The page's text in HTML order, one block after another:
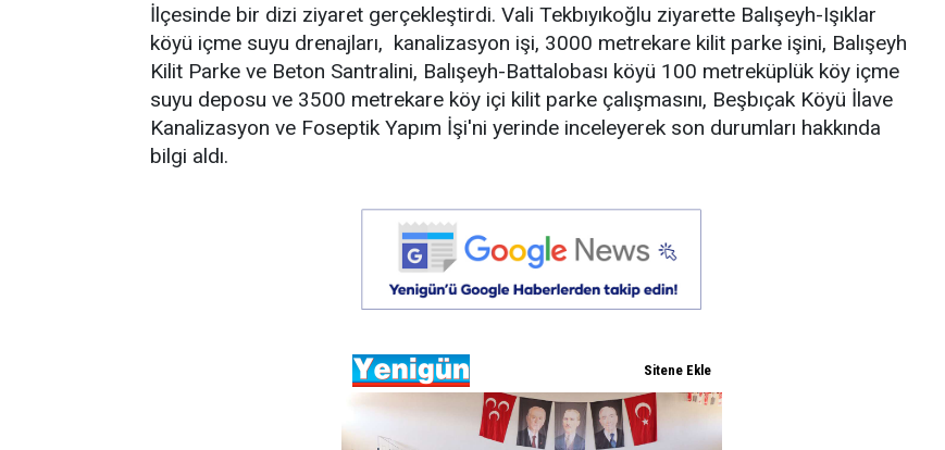
İlçesinde bir dizi ziyaret gerçekleştirdi. Vali Tekbıyıkoğlu ziyarette Balışeyh-Işıklar
köyü içme suyu drenajları, kanalizasyon işi, 3000 metrekare kilit parke işini, Balışeyh
Kilit Parke ve Beton Santralini, Balışeyh-Battalobası köyü 100 metreküplük köy içme
suyu deposu ve 3500 metrekare köy içi kilit parke çalışmasını, Beşbıçak Köyü İlave
Kanalizasyon ve Foseptik Yapım İşi'ni yerinde inceleyerek son durumları hakkında
bilgi aldı.